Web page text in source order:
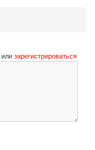
или зарегистрироваться